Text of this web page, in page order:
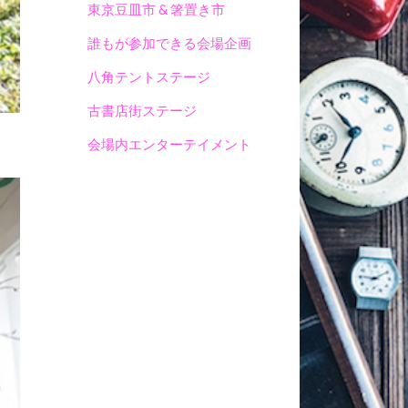
東京豆皿市 & 箸置き市
誰もが参加できる会場企画
八角テントステージ
古書店街ステージ
会場内エンターテイメント